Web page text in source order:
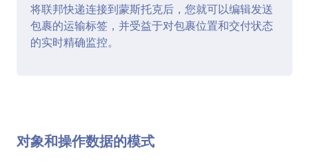
将联邦快递连接到蒙斯托克后，您就可以编辑发送
包裹的运输标签，并受益于对包裹位置和交付状态
的实时精确监控。
对象和操作数据的模式